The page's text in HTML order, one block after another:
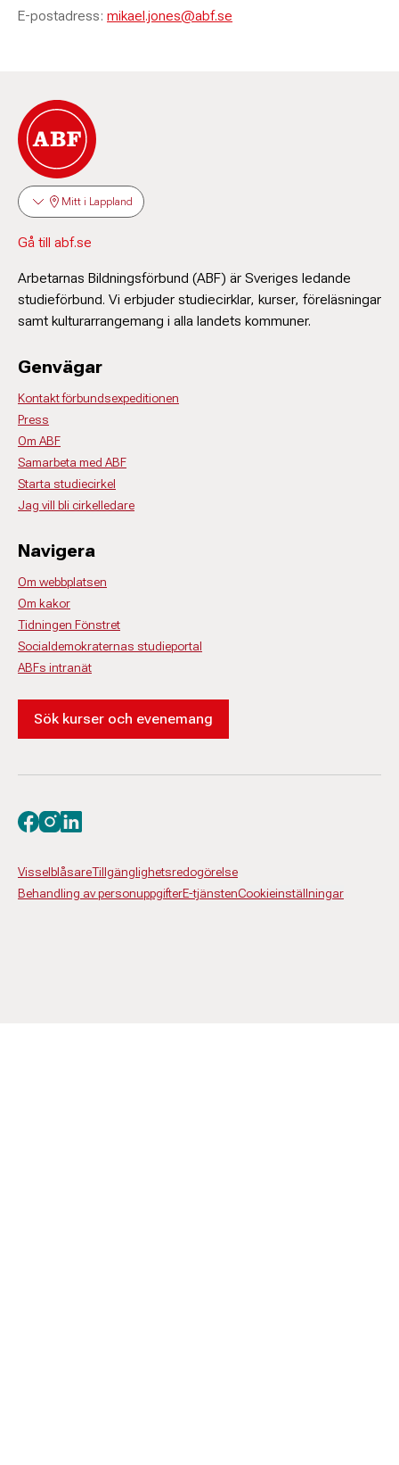
E-postadress: mikael.jones@abf.se
Mitt i Lappland
Gå till abf.se
Arbetarnas Bildningsförbund (ABF) är Sveriges ledande
studieförbund. Vi erbjuder studiecirklar, kurser, föreläsningar
samt kulturarrangemang i alla landets kommuner.
Genvägar
Kontakt förbundsexpeditionen
Press
Om ABF
Samarbeta med ABF
Starta studiecirkel
Jag vill bli cirkelledare
Navigera
Om webbplatsen
Om kakor
Tidningen Fönstret
Socialdemokraternas studieportal
ABFs intranät
Sök kurser och evenemang
VisselblåsareTillgänglighetsredogörelse
Behandling av personuppgifterE-tjänstenCookieinställningar
Besök oss på facebook
Besök oss på instagram
Besök oss på linkedin